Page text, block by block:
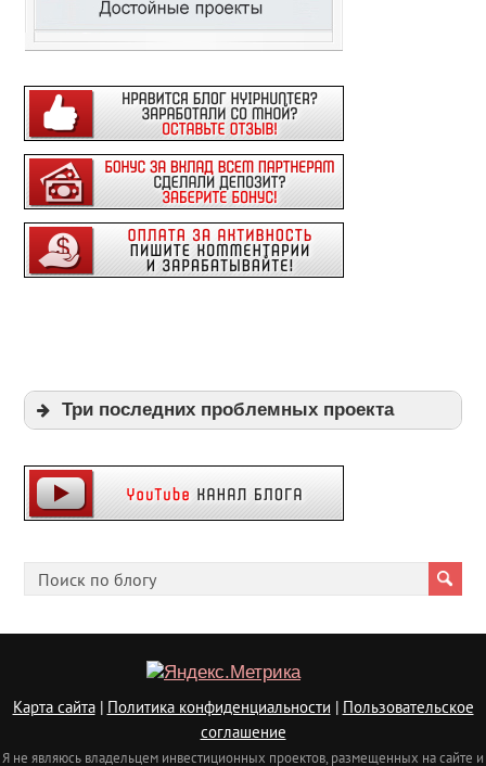
Три последних проблемных проекта
Playpayouts
Cfgliberty
Карта сайта| Политика конфиденциальности | Пользовательское
соглашение
Я не являюсь владельцем инвестиционных проектов, размещенных на сайте и